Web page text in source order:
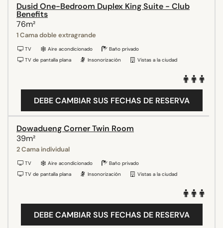
Dusid One-Bedroom Duplex King Suite - Club
Benefits
76m²
1 Cama doble extragrande
TV Aire acondicionado
Baño privado
TV de pantalla plana
Insonorización Vistas a la ciudad
DEBE CAMBIAR SUS FECHAS DE RESERVA
Dowadueng Corner Twin Room
39m²
2 Cama individual
TV Aire acondicionado
Baño privado
TV de pantalla plana
Insonorización Vistas a la ciudad
DEBE CAMBIAR SUS FECHAS DE RESERVA